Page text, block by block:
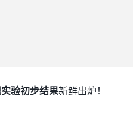
验初步结果新鲜出炉！